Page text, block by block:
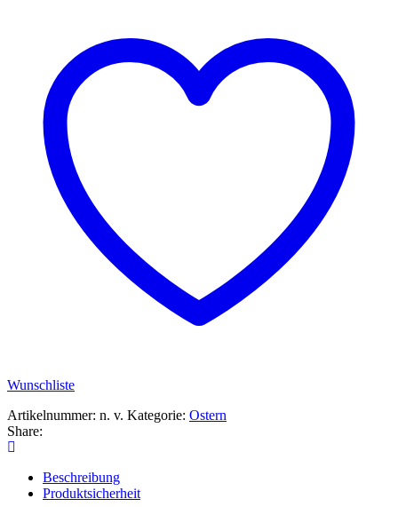
Wunschliste
Artikelnummer: n. v. Kategorie: Ostern
Share:
Beschreibung
Produktsicherheit